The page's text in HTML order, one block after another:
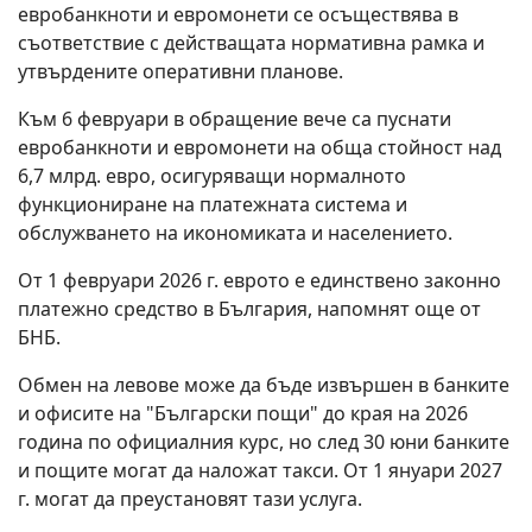
евробанкноти и евромонети се осъществява в
съответствие с действащата нормативна рамка и
утвърдените оперативни планове.
Към 6 февруари в обращение вече са пуснати
евробанкноти и евромонети на обща стойност над
6,7 млрд. евро, осигуряващи нормалното
функциониране на платежната система и
обслужването на икономиката и населението.
От 1 февруари 2026 г. еврото е единствено законно
платежно средство в България, напомнят още от
БНБ.
Обмен на левове може да бъде извършен в банките
и офисите на "Български пощи" до края на 2026
година по официалния курс, но след 30 юни банките
и пощите могат да наложат такси. От 1 януари 2027
г. могат да преустановят тази услуга.